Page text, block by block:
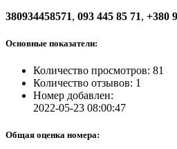
380934458571, 093 445 85 71, +380
Основные показатели:
Количество просмотров: 81
Количество отзывов: 1
Номер добавлен:
2022-05-23 08:00:47
Общая оценка номера: